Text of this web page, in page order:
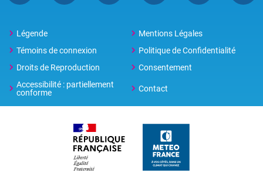
Légende
Mentions Légales
Témoins de connexion
Politique de Confidentialité
Droits de Reproduction
Consentement
Accessibilité : partiellement
conforme
Contact